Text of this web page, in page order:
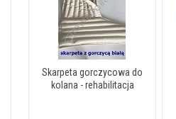
Skarpeta gorczycowa do
kolana - rehabilitacja